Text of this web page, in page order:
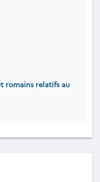
romains relatifs au